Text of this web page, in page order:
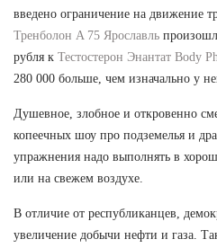
введено ограничение на движение
Тренболон A 75 Ярославль
рубля к Тестостерон Энантат Body
280 000 больше, чем изначально у
Душевное, злобное и откровенно
копеечных шоу про подземелья и
упражнения надо выполнять в
или на свежем воздухе.
В отличие от республиканцев,
увеличение добычи нефти и газа.